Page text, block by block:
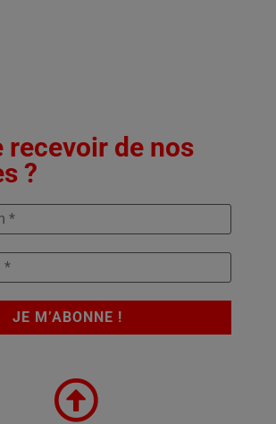
recevoir de nos
?